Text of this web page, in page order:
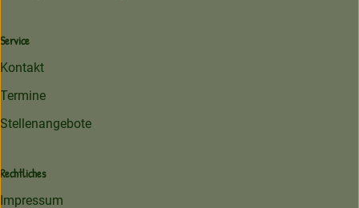
Service
Kontakt
Termine
Stellenangebote
Rechtliches
Impressum